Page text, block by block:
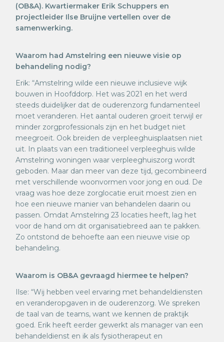
(OB&A). Kwartiermaker Erik Schuppers en
projectleider Ilse Bruijne vertellen over de
samenwerking.
Waarom had Amstelring een nieuwe visie op
behandeling nodig?
Erik: “Amstelring wilde een nieuwe inclusieve wijk
bouwen in Hoofddorp. Het was 2021 en het werd
steeds duidelijker dat de ouderenzorg fundamenteel
moet veranderen. Het aantal ouderen groeit terwijl er
minder zorgprofessionals zijn en het budget niet
meegroeit. Ook breiden de verpleeghuisplaatsen niet
uit. In plaats van een traditioneel verpleeghuis wilde
Amstelring woningen waar verpleeghuiszorg wordt
geboden. Maar dan meer van deze tijd, gecombineerd
met verschillende woonvormen voor jong en oud. De
vraag was hoe deze zorglocatie eruit moest zien en
hoe een nieuwe manier van behandelen daarin ou
passen. Omdat Amstelring 23 locaties heeft, lag het
voor de hand om dit organisatiebreed aan te pakken.
Zo ontstond de behoefte aan een nieuwe visie op
behandeling.
Waarom is OB&A gevraagd hiermee te helpen?
Ilse: “Wij hebben veel ervaring met behandeldiensten
en veranderopgaven in de ouderenzorg. We spreken
de taal van de teams, want we kennen de praktijk
goed. Erik heeft eerder gewerkt als manager van een
behandeldienst en ik als fysiotherapeut en